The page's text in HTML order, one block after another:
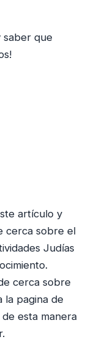
saber que
artículo y
cerca sobre el
Judías
cerca sobre
la pagina de
esta manera